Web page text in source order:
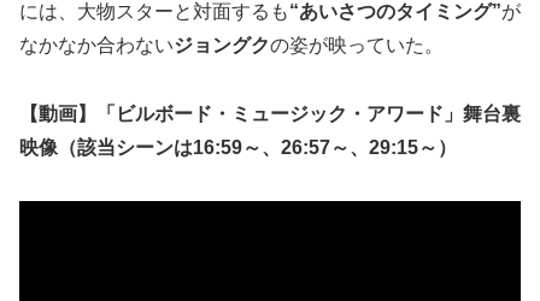
には、大物スターと対面するも“あいさつのタイミング”が
なかなか合わないジョングクの姿が映っていた。
【動画】「ビルボード・ミュージック・アワード」舞台裏
映像（該当シーンは16:59～、26:57～、29:15～）